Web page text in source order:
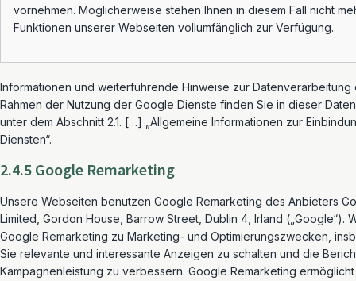
vornehmen. Möglicherweise stehen Ihnen in diesem Fall nicht
Funktionen unserer Webseiten vollumfänglich zur Verfügung.
Informationen und weiterführende Hinweise zur Datenverarbeitung
Rahmen der Nutzung der Google Dienste finden Sie in dieser
unter dem Abschnitt 2.1. […] „Allgemeine Informationen zur
Diensten“.
2.4.5 Google Remarketing
Unsere Webseiten benutzen Google Remarketing des Anbieters
Limited, Gordon House, Barrow Street, Dublin 4, Irland („Google“).
Google Remarketing zu Marketing- und Optimierungszwecken,
Sie relevante und interessante Anzeigen zu schalten und die
Kampagnenleistung zu verbessern. Google Remarketing